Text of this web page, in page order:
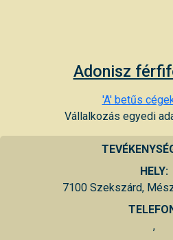
Adonisz
'A' betűs
Vállalkozás egyedi
HELY:
7100 Szekszárd,
,